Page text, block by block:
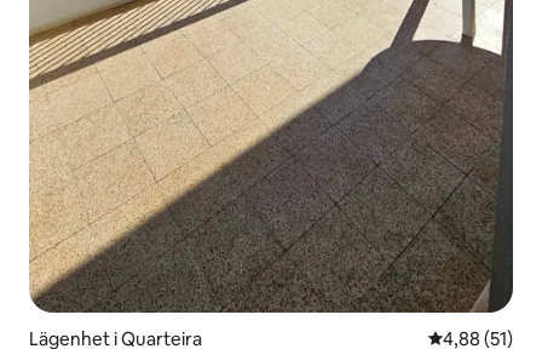
Lägenhet i Quarteira 4,88 av 5 i
4,88 (51)